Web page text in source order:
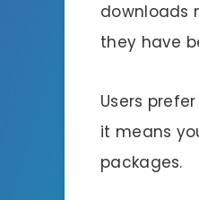
downloads
they have
Users
it means
packages.